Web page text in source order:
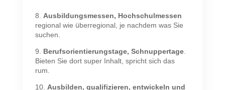
8. Ausbildungsmessen, Hochschulmessen
regional wie überregional, je nachdem was Sie
suchen.
9. Berufsorientierungstage, Schnuppertage.
Bieten Sie dort super Inhalt, spricht sich das
rum.
10. Ausbilden, qualifizieren, entwickeln und